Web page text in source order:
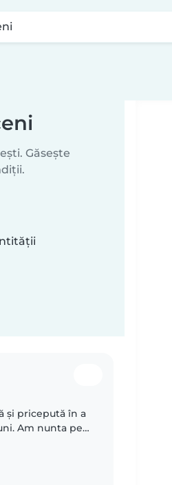
Găsește
și pricepută în a
Am nunta pe